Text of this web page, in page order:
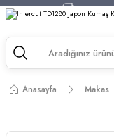
750 TL
750 TL
Anasayfa Makas